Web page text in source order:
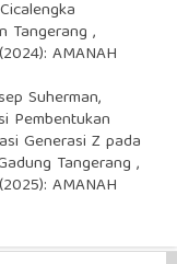
Tangerang ,
AMANAH
Suherman,
Pembentukan
Generasi Z pada
Tangerang ,
AMANAH